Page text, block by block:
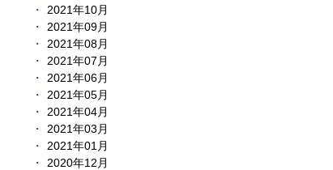
2021年10月
2021年09月
2021年08月
2021年07月
2021年06月
2021年05月
2021年04月
2021年03月
2021年01月
2020年12月